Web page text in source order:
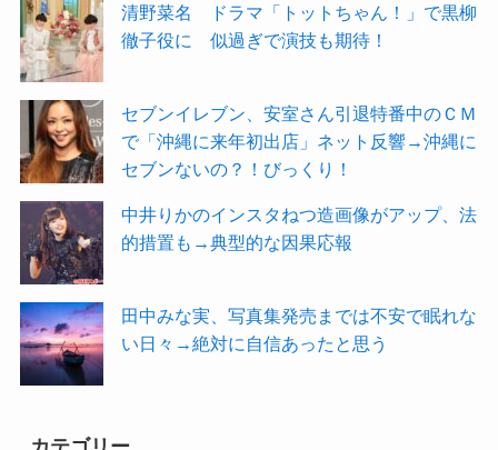
清野菜名 ドラマ「トットちゃん！」で黒柳
徹子役に 似過ぎで演技も期待！
セブンイレブン、安室さん引退特番中のＣＭ
で「沖縄に来年初出店」ネット反響→沖縄に
セブンないの？！びっくり！
中井りかのインスタねつ造画像がアップ、法
的措置も→典型的な因果応報
田中みな実、写真集発売までは不安で眠れな
い日々→絶対に自信あったと思う